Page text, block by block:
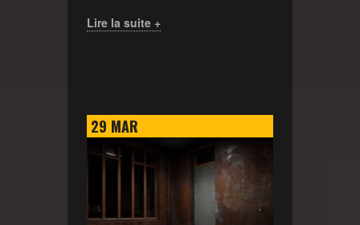
Lire la suite +
29 MAR